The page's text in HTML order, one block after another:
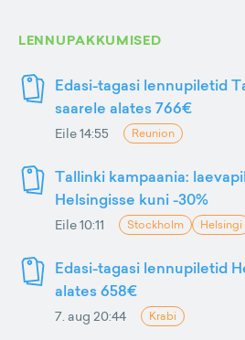
LENNUPAKKUMISED
Edasi-tagasi lennupiletid
saarele alates 766€
Eile 14:55 Reunion
Tallinki kampaania:
Helsingisse kuni -30%
Eile 10:11 Stockholm Helsingi
Edasi-tagasi lennupiletid
alates 658€
7. aug 20:44 Krabi